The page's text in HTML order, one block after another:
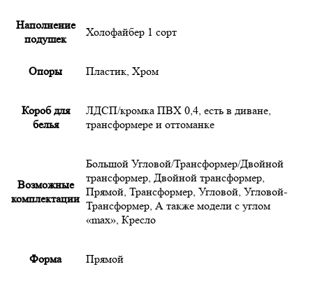
Наполнение
подушек
Холофайбер 1 сорт
Опоры Пластик Хром
Короб для
белья
ЛДСП/кромка ПВХ 0,4, есть в диване,
трансформере и оттоманке
Возможные
комплектации
Большой Угловой/Трансформер/Двойной
трансформер, Двойной трансформер,
Прямой, Трансформер, Угловой, Угловой-
Трансформер, А также модели с углом
«max», Кресло
Форма Прямой